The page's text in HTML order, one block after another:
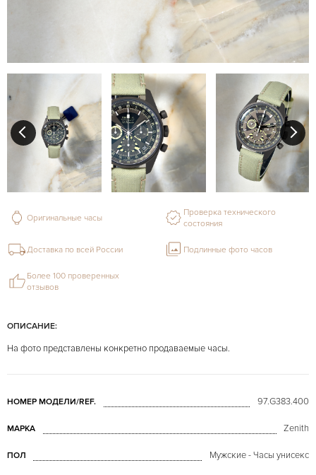
ОПИСАНИЕ:
На фото представлены конкретно продаваемые часы.
НОМЕР МОДЕЛИ/REF. 97.G383.400
МАРКА Zenith
ПОЛ Мужские - Часы унисекс
Оригинальные часы
Проверка технического
состояния
Доставка по всей России Подлинные фото часов
Более 100 проверенных
отзывов